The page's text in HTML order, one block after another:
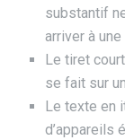
substantif
arriver à
Le tiret
se fait sur
Le texte en
d’appareils